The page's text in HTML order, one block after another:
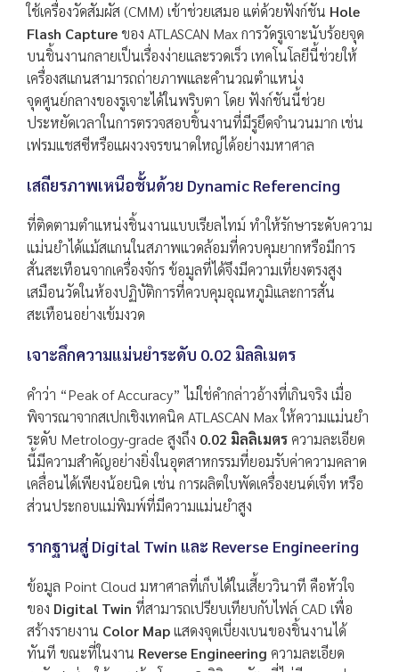
ใช้เครื่องวัดสัมผัส (CMM) เข้าช่วยเสมอ แต่ด้วยฟังก์ชัน Hole
Flash Capture ของ ATLASCAN Max การวัดรูเจาะนับร้อยจุด
บนชิ้นงานกลายเป็นเรื่องง่ายและรวดเร็ว เทคโนโลยีนี้ช่วยให้
เครื่องสแกนสามารถถ่ายภาพและคำนวณตำแหน่ง
จุดศูนย์กลางของรูเจาะได้ในพริบตา โดย ฟังก์ชันนี้ช่วย
ประหยัดเวลาในการตรวจสอบชิ้นงานที่มีรูยึดจำนวนมาก เช่น
เฟรมแชสซีหรือแผงวงจรขนาดใหญ่ได้อย่างมหาศาล
เสถียรภาพเหนือชั้นด้วย Dynamic Referencing
ที่ติดตามตำแหน่งชิ้นงานแบบเรียลไทม์ ทำให้รักษาระดับความ
แม่นยำได้แม้สแกนในสภาพแวดล้อมที่ควบคุมยากหรือมีการ
สั่นสะเทือนจากเครื่องจักร ข้อมูลที่ได้จึงมีความเที่ยงตรงสูง
เสมือนวัดในห้องปฏิบัติการที่ควบคุมอุณหภูมิและการสั่น
สะเทือนอย่างเข้มงวด
เจาะลึกความแม่นยำระดับ 0.02 มิลลิเมตร
คำว่า “Peak of Accuracy” ไม่ใช่คำกล่าวอ้างที่เกินจริง เมื่อ
พิจารณาจากสเปกเชิงเทคนิค ATLASCAN Max ให้ความแม่นยำ
ระดับ Metrology-grade สูงถึง 0.02 มิลลิเมตร ความละเอียด
นี้มีความสำคัญอย่างยิ่งในอุตสาหกรรมที่ยอมรับค่าความคลาด
เคลื่อนได้เพียงน้อยนิด เช่น การผลิตใบพัดเครื่องยนต์เจ็ท หรือ
ส่วนประกอบแม่พิมพ์ที่มีความแม่นยำสูง
รากฐานสู่ Digital Twin และ Reverse Engineering
ข้อมูล Point Cloud มหาศาลที่เก็บได้ในเสี้ยววินาที คือหัวใจ
ของ Digital Twin ที่สามารถเปรียบเทียบกับไฟล์ CAD เพื่อ
สร้างรายงาน Color Mapแสดงจุดเบี่ยงเบนของชิ้นงานได้
ทันที ขณะที่ในงาน Reverse Engineering ความละเอียด